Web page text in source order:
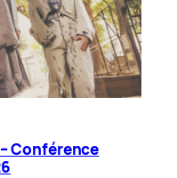
Conférence